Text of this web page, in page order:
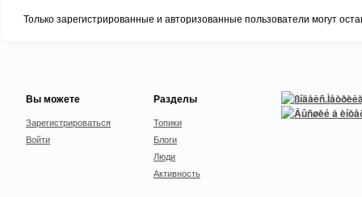
Только зарегистрированные и авторизованные пользователи могут
Вы можете
Зарегистрироваться
Войти
Разделы
Топики
Блоги
Люди
Активность